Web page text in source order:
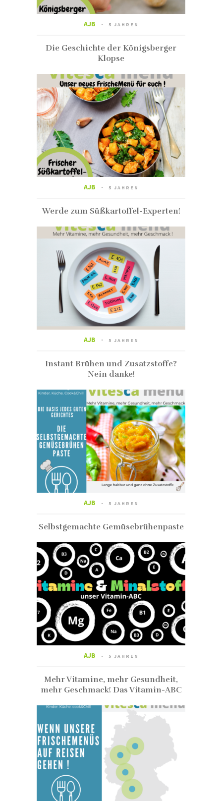
AJB 5 JAHREN
Die Geschichte der Königsberger
Klopse
AJB 5 JAHREN
Werde zum Süßkartoffel-Experten!
AJB 5 JAHREN
Instant Brühen und Zusatzstoffe?
Nein danke!
AJB 5 JAHREN
Selbstgemachte Gemüsebrühenpaste
AJB 5 JAHREN
Mehr Vitamine, mehr Gesundheit,
mehr Geschmack! Das Vitamin-ABC